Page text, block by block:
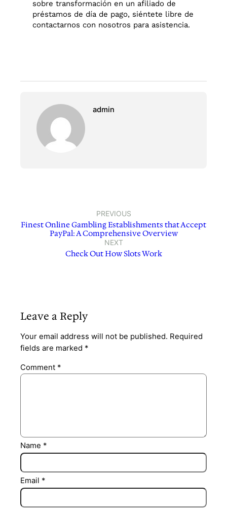
sobre transformación en un afiliado de
préstamos de día de pago, siéntete libre de
contactarnos con nosotros para asistencia.
admin
PREVIOUS
Finest Online Gambling Establishments that Accept
PayPal: A Comprehensive Overview
NEXT
Check Out How Slots Work
Leave a Reply
Your email address will not be published. Required
fields are marked *
Comment *
Name *
Email *